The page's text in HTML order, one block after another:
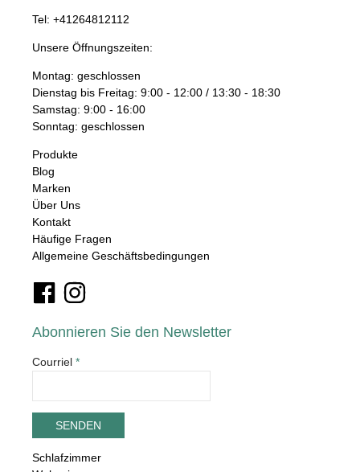
Tel: +41264812112
Unsere Öffnungszeiten:
Montag: geschlossen
Dienstag bis Freitag: 9:00 - 12:00 / 13:30 - 18:30
Samstag: 9:00 - 16:00
Sonntag: geschlossen
Produkte
Blog
Marken
Über Uns
Kontakt
Häufige Fragen
Allgemeine Geschäftsbedingungen
Abonnieren Sie den Newsletter
Courriel *
Schlafzimmer